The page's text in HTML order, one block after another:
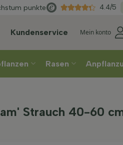
Direkt
punkte 4.4/5
Kundenservice Mein konto
Rasen
Strauch 40-60